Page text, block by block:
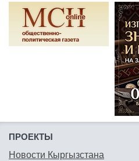
ПРОЕКТЫ
Новости Кыргызстана